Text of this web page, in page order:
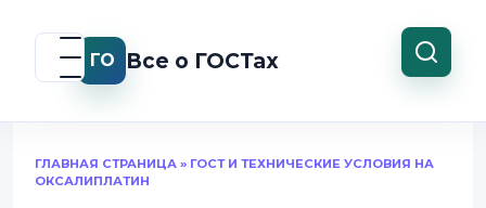
содержанию
ГО Все о ГОСТах
ГЛАВНАЯ СТРАНИЦА » ГОСТ И ТЕХНИЧЕСКИЕ УСЛОВИЯ НА
ОКСАЛИПЛАТИН